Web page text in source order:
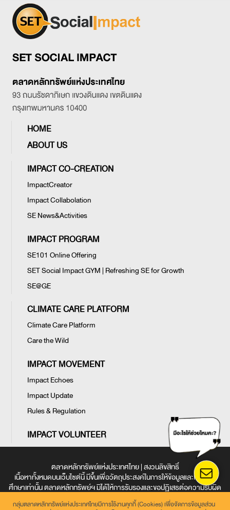
กลุ่มตลาดหลักทรัพย์แห่งประเทศไทยมีการใช้งานคุกกี้ (Cookies) เพื่อจัดการข้อมูลส่วน
HOME
ABOUT US
IMPACT CO-CREATION
ImpactCreator
Impact Collabolation
SE News&Activities
IMPACT PROGRAM
SE101 Online Offering
SET Social Impact GYM | Refreshing SE for Growth
SE@GE
CLIMATE CARE PLATFORM
Climate Care Platform
Care the Wild
IMPACT MOVEMENT
Impact Echoes
Impact Update
Rules & Regulation
IMPACT VOLUNTEER
ตลาดหลักทรัพย์แห่งประเทศไทย | สงวนลิขสิทธิ์
เนื้อหาทั้งหมดบนเว็บไซต์นี้ มีขึ้นเพื่อวัตถุประสงค์ในการให้ข้อมูลและเพื่อการ
ศึกษาเท่านั้น ตลาดหลักทรัพย์ฯ มิได้ให้การรับรองและขอปฏิเสธต่อความรับผิด
ใด ๆ ในเว็บไซต์นี้